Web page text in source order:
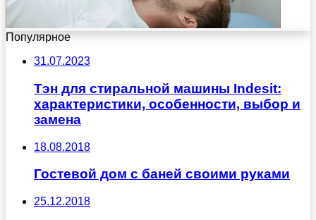
Популярное
31.07.2023
Тэн для стиральной машины Indesit:
характеристики, особенности, выбор и
замена
18.08.2018
Гостевой дом с баней своими руками
25.12.2018